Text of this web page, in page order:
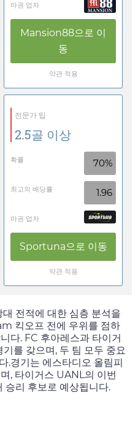
마권 업자
Mansion88으로 이
동
약관 적용
전문가 팁
2.5골 이상
확률 70%
최고의 배당률 1.96
마권 업자
Sportuna으로 이동
약관 적용
전적에 대한 심층 분석을
킥오프 전에 우위를 점하
다. FC 후아레스과 타이거
기를 갖으며, 두 팀 모두 중요
.경기는 에스타디오 올림피
, 타이거스 UANL의 이번
승리 후보로 예상됩니다.